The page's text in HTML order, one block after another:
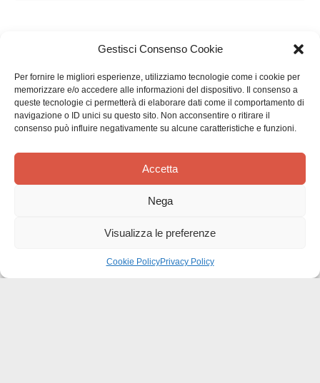
Gestisci Consenso Cookie
Per fornire le migliori esperienze, utilizziamo tecnologie come i cookie per
memorizzare e/o accedere alle informazioni del dispositivo. Il consenso a
queste tecnologie ci permetterà di elaborare dati come il comportamento di
navigazione o ID unici su questo sito. Non acconsentire o ritirare il
consenso può influire negativamente su alcune caratteristiche e funzioni.
Accetta
Nega
Visualizza le preferenze
Cookie PolicyPrivacy Policy
Recensioni dei clienti